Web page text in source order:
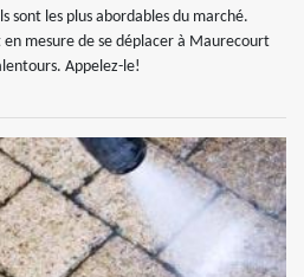
sont les plus abordables du marché.
mesure de se déplacer à Maurecourt
Appelez-le!